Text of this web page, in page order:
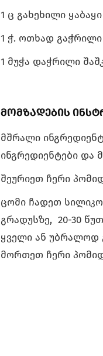
1 ც გახეხილი ყაბაყი
1 ჭ. ოთხად
1 მუჭა დაჭრილი
მომზადების
მშრალი
ინგრედიენტები და
შეურიეთ ჩერი
ცომი ჩადეთ
გრადუსზე, 20-30
ყველი ან უბრალოდ
მორთეთ ჩერი